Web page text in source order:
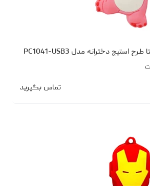
فلش مموری دایا دیتا طرح استیچ دخترانه مدل PC1041-USB3
تماس بگیرید